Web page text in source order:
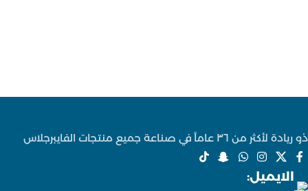
ذو ريادة لأكثر من ٣٦ عاماً في صناعة جميع منتجات الفايبرجلاس
الايميل: